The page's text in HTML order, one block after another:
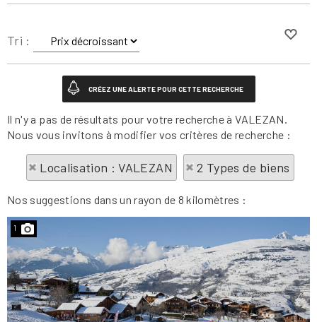
Tri :
Il n'y a pas de résultats pour votre recherche à VALEZAN.
Nous vous invitons à modifier vos critères de recherche :
Localisation : VALEZAN 2 Types de biens
Nos suggestions dans un rayon de 8 kilomètres :
1